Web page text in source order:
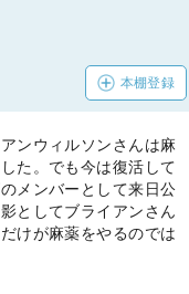
本棚登録
ンウィルソンさんは麻
た。でも今は復活して
メンバーとして来日公
としてブライアンさん
けが麻薬をやるのでは